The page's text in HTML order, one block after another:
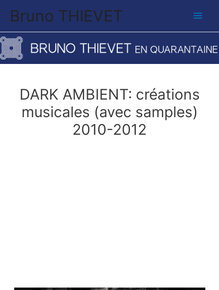
Bruno THIEVET
DARK AMBIENT: créations
musicales (avec samples)
2010-2012